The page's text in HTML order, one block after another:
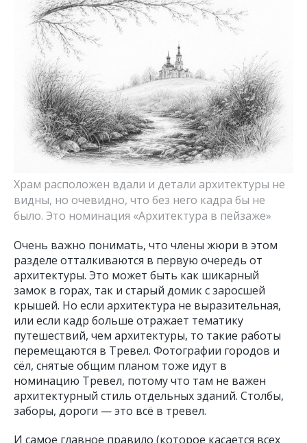
Храм расположен вдали и детали архитектуры не
видны, но очевидно, что без него кадра бы не
было. Это номинация «Архитектура в пейзаже»
Очень важно понимать, что члены жюри в этом
разделе отталкиваются в первую очередь от
архитектуры. Это может быть как шикарный
замок в горах, так и старый домик с заросшей
крышей. Но если архитектура не выразительная,
или если кадр больше отражает тематику
путешествий, чем архитектуры, то такие работы
перемещаются в Тревел. Фотографии городов и
сёл, снятые общим планом тоже идут в
номинацию Тревел, потому что там не важен
архитектурный стиль отдельных зданий. Столбы,
заборы, дороги — это всё в тревел.
И самое главное правило (которое касается всех